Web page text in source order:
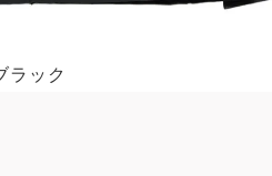
ラック